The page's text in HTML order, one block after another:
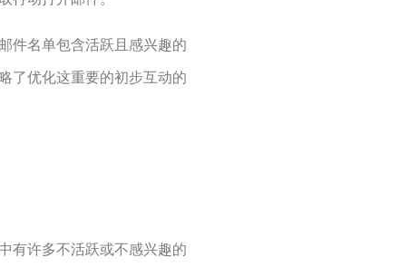
件名单包含活跃且感兴趣的
了优化这重要的初步互动的
有许多不活跃或不感兴趣的